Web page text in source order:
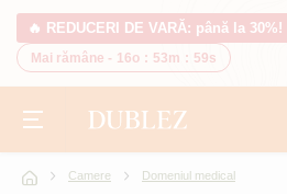
🔥 REDUCERI DE VARĂ: până la 30%!
Mai rămâne - 16o : 53m : 58s
Camere Domeniul medical